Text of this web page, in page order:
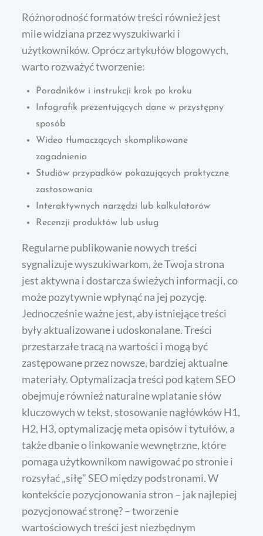
Różnorodność formatów treści również jest
mile widziana przez wyszukiwarki i
użytkowników. Oprócz artykułów blogowych,
warto rozważyć tworzenie:
Poradników i instrukcji krok po kroku
Infografik prezentujących dane w przystępny
sposób
Wideo tłumaczących skomplikowane
zagadnienia
Studiów przypadków pokazujących praktyczne
zastosowania
Interaktywnych narzędzi lub kalkulatorów
Recenzji produktów lub usług
Regularne publikowanie nowych treści
sygnalizuje wyszukiwarkom, że Twoja strona
jest aktywna i dostarcza świeżych informacji, co
może pozytywnie wpłynąć na jej pozycję.
Jednocześnie ważne jest, aby istniejące treści
były aktualizowane i udoskonalane. Treści
przestarzałe tracą na wartości i mogą być
zastępowane przez nowsze, bardziej aktualne
materiały. Optymalizacja treści pod kątem SEO
obejmuje również naturalne wplatanie słów
kluczowych w tekst, stosowanie nagłówków H1,
H2, H3, optymalizację meta opisów i tytułów, a
także dbanie o linkowanie wewnętrzne, które
pomaga użytkownikom nawigować po stronie i
rozsyłać „siłę” SEO między podstronami. W
kontekście pozycjonowania stron – jak najlepiej
pozycjonować stronę? – tworzenie
wartościowych treści jest niezbędnym